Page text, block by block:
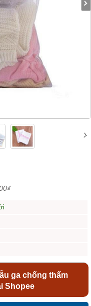
ga chống thấm
Shopee